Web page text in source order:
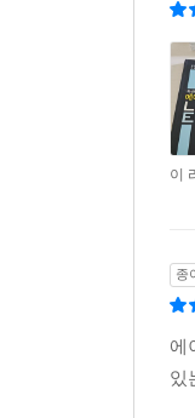
이
종
에
있